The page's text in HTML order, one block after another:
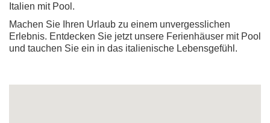
Italien mit Pool.
Machen Sie Ihren Urlaub zu einem unvergesslichen
Erlebnis. Entdecken Sie jetzt unsere Ferienhäuser mit Pool
und tauchen Sie ein in das italienische Lebensgefühl.